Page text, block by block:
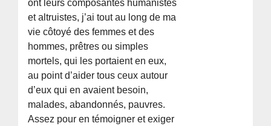
ont leurs composantes humanistes
et altruistes, j’ai tout au long de ma
vie côtoyé des femmes et des
hommes, prêtres ou simples
mortels, qui les portaient en eux,
au point d’aider tous ceux autour
d’eux qui en avaient besoin,
malades, abandonnés, pauvres.
Assez pour en témoigner et exiger